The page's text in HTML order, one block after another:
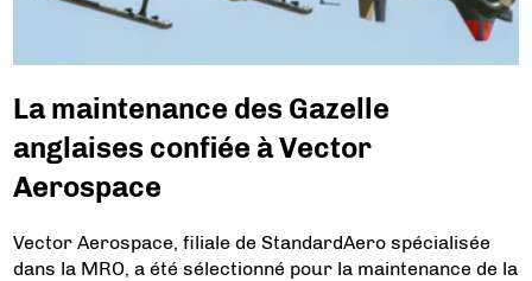
La maintenance des Gazelle
anglaises confiée à Vector
Aerospace
Vector Aerospace, filiale de StandardAero spécialisée
dans la MRO, a été sélectionné pour la maintenance de la